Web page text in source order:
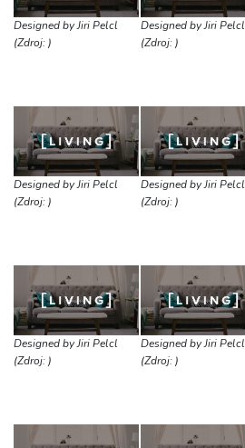
Designed by Jiri Pelcl
(Zdroj: )
Designed by Jiri Pelcl
(Zdroj: )
Designed by Jiri Pelcl
(Zdroj: )
Designed by Jiri Pelcl
(Zdroj: )
Designed by Jiri Pelcl
(Zdroj: )
Designed by Jiri Pelcl
(Zdroj: )